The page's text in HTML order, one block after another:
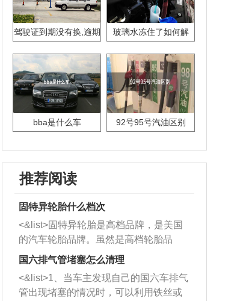
驾驶证到期没有换,逾期
玻璃水冻住了如何解
bba是什么车 92号95号汽油区别
推荐阅读
固特异轮胎什么档次
<&list>固特异轮胎是高档品牌，是美国
的汽车轮胎品牌。虽然是高档轮胎品
牌，但是中高低端的轮胎都有生产，这
也是为了更好的开拓市场。
国六排气管堵塞怎么清理
<&list>1、当车主发现自己的国六车排气
管出现堵塞的情况时，可以利用铁丝或